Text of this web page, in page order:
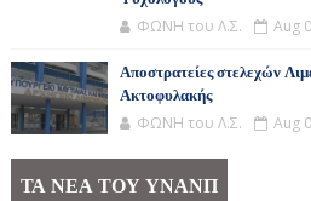
ΦΩΝΗ του Λ.Σ. Aug
Αποστρατείες στελεχών
Ακτοφυλακής
ΦΩΝΗ του Λ.Σ. Aug
ΤΑ ΝΕΑ ΤΟΥ ΥΝΑΝΠ